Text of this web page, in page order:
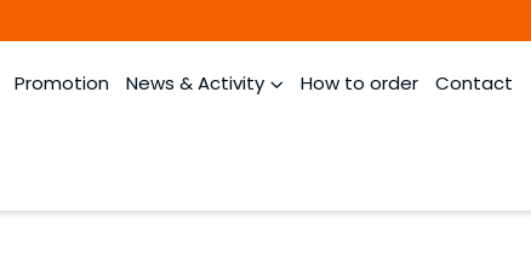
Promotion News & Activity How to order Contact